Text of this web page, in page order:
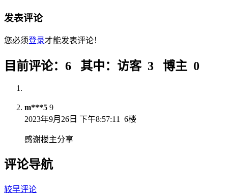
发表评论
您必须登录才能发表评论！
目前评论：6 其中：访客 3 博主 0
m***5 9
2023年9月26日 下午8:57:11
6楼
感谢楼主分享
评论导航
较早评论